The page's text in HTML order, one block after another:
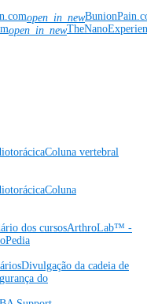
open_in_new
open_in_new
Coluna vertebral
Coluna
dos cursosArthroLab™ -
Divulgação da cadeia de
do